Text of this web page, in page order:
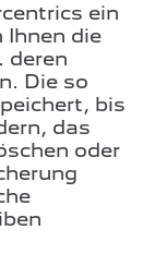
ein
Ihnen die
deren
Die so
bis
das
oder